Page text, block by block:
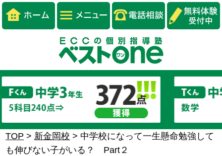
TOP > 新金岡校 > 中学校になって一生懸命勉強して
も伸びない子がいる？ Part２